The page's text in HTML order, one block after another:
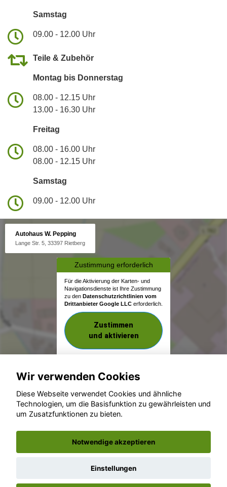
Samstag
09.00 - 12.00 Uhr
Teile & Zubehör
Montag bis Donnerstag
08.00 - 12.15 Uhr
13.00 - 16.30 Uhr
Freitag
08.00 - 16.00 Uhr
08.00 - 12.15 Uhr
Samstag
09.00 - 12.00 Uhr
Autohaus W. Pepping
Lange Str. 5, 33397 Rietberg
Zustimmung erforderlich
Für die Aktivierung der Karten- und
Navigationsdienste ist Ihre Zustimmung
zu den Datenschutzrichtlinien vom
Drittanbieter Google LLC erforderlich.
Zustimmen
und aktivieren
© konjunkturmotor.de GmbH 2020 - 2026
Wir verwenden Cookies
Diese Webseite verwendet Cookies und ähnliche
Technologien, um die Basisfunktion zu gewährleisten und
um Zusatzfunktionen zu bieten.
Notwendige akzeptieren
Einstellungen